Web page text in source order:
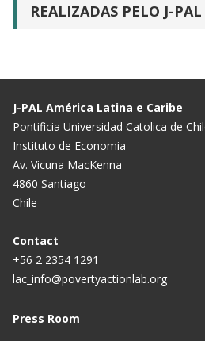
REALIZADAS PELO J-PAL
J-PAL América Latina e Caribe
Pontificia Universidad Catolica de
Instituto de Economia
Av. Vicuna MacKenna
4860 Santiago
Chile
Contact
+56 2 2354 1291
lac_info@povertyactionlab.org
Press Room